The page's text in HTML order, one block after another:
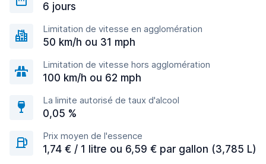
6 jours
Limitation de vitesse en agglomération
50 km/h ou 31 mph
Limitation de vitesse hors agglomération
100 km/h ou 62 mph
La limite autorisé de taux d'alcool
0,05 %
Prix moyen de l'essence
1,74 € / 1 litre ou 6,59 € par gallon (3,785 L)